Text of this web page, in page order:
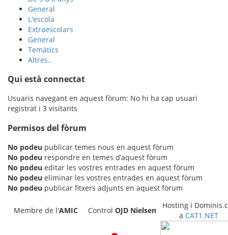
General
L'escola
Extraescolars
General
Temàtics
Altres..
Qui està connectat
Usuaris navegant en aquest fòrum: No hi ha cap usuari
registrat i 3 visitants
Permisos del fòrum
No podeu publicar temes nous en aquest fòrum
No podeu respondre en temes d’aquest fòrum
No podeu editar les vostres entrades en aquest fòrum
No podeu eliminar les vostres entrades en aquest fòrum
No podeu publicar fitxers adjunts en aquest fòrum
Membre de l'AMIC Control OJD Nielsen
Hosting i
a CAT1.NET